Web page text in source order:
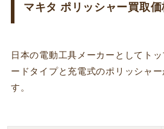
マキタ ポリッシャー買取価
日本の電動工具メーカーとしてト
ードタイプと充電式のポリッシャ
す。